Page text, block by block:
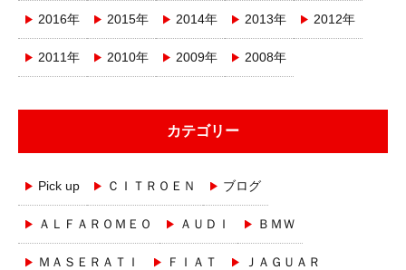
2016年 2015年 2014年 2013年 2012年
2011年 2010年 2009年 2008年
カテゴリー
Pick up ＣＩＴＲＯＥＮ ブログ
ＡＬＦＡＲＯＭＥＯ ＡＵＤＩ ＢＭＷ
ＭＡＳＥＲＡＴＩ ＦＩＡＴ ＪＡＧＵＡＲ